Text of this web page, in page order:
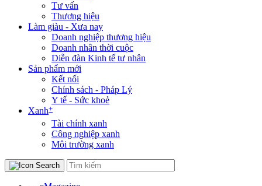
Tư vấn
Thương hiệu
Làm giàu - Xưa nay
Doanh nghiệp thương hiệu
Doanh nhân thời cuộc
Diễn đàn Kinh tế tư nhân
Sản phẩm mới
Kết nối
Chính sách - Pháp Lý
Y tế - Sức khoẻ
Xanh+
Tài chính xanh
Công nghiệp xanh
Môi trường xanh